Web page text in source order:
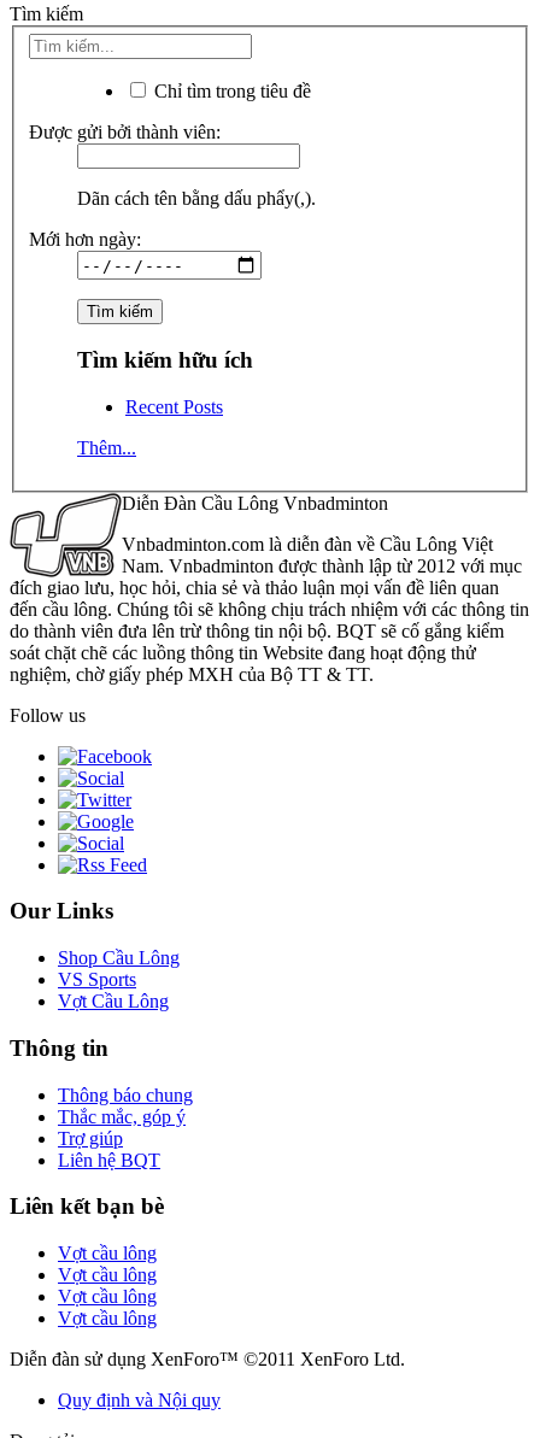
Tìm kiếm
Chỉ tìm trong tiêu đề
Được gửi bởi thành viên:
Dãn cách tên bằng dấu phẩy(,).
Mới hơn ngày:
Tìm kiếm hữu ích
Recent Posts
Thêm...
Diễn Đàn Cầu Lông Vnbadminton
Vnbadminton.com là diễn đàn về Cầu Lông Việt
Nam. Vnbadminton được thành lập từ 2012 với mục
đích giao lưu, học hỏi, chia sẻ và thảo luận mọi vấn đề liên quan
đến cầu lông. Chúng tôi sẽ không chịu trách nhiệm với các thông tin
do thành viên đưa lên trừ thông tin nội bộ. BQT sẽ cố gắng kiểm
soát chặt chẽ các luồng thông tin Website đang hoạt động thử
nghiệm, chờ giấy phép MXH của Bộ TT & TT.
Follow us
Our Links
Shop Cầu Lông
VS Sports
Vợt Cầu Lông
Thông tin
Thông báo chung
Thắc mắc, góp ý
Trợ giúp
Liên hệ BQT
Liên kết bạn bè
Vợt cầu lông
Vợt cầu lông
Vợt cầu lông
Vợt cầu lông
Diễn đàn sử dụng XenForo™ ©2011 XenForo Ltd.
Quy định và Nội quy